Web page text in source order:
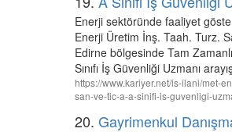
Enerji sektöründe faaliyet
Enerji Üretim İnş. Taah. Turz.
Edirne bölgesinde Tam
Sınıfı İş Güvenliği Uzmanı
https://www.kariyer.net/is-ilani/met-
san-ve-tic-a-a-sinifi-is-guvenligi-
20. Gayrimenkul